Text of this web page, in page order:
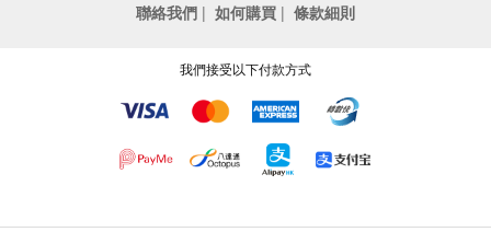
聯絡我們 | 如何購買 | 條款細則
我們接受以下付款方式